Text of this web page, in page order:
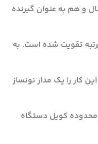
و هم به عنوان گیرنده
تقویت شده است. به
کار را یک مدار نونساز
کویل دستگاه